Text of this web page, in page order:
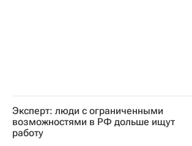
Эксперт: люди с ограниченными
возможностями в РФ дольше ищут
работу